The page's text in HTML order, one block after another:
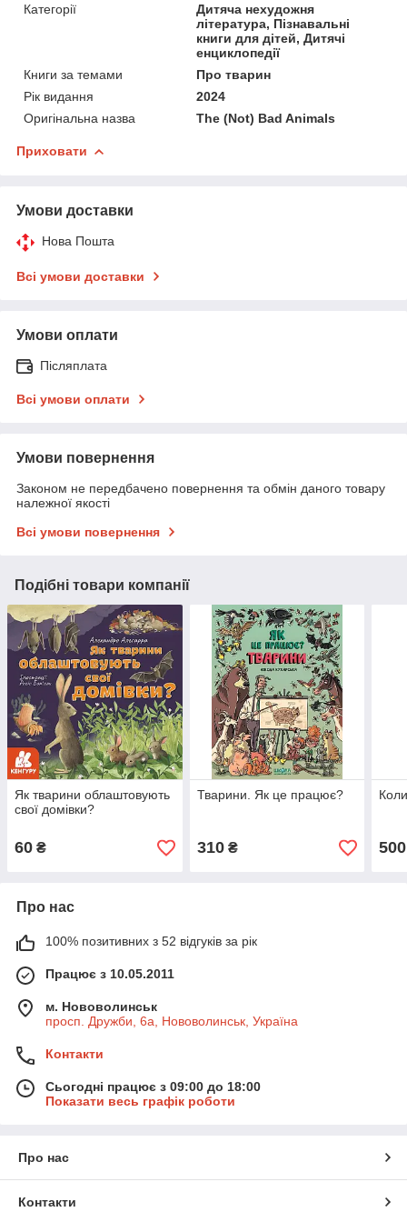
Категорії
Дитяча нехудожня
література, Пізнавальні
книги для дітей, Дитячі
енциклопедії
Книги за темами
Про тварин
Рік видання
2024
Оригінальна назва
The (Not) Bad Animals
Приховати
Умови доставки
Нова Пошта
Всі умови доставки
Умови оплати
Післяплата
Всі умови оплати
Умови повернення
Законом не передбачено повернення та обмін даного товару
належної якості
Всі умови повернення
Подібні товари компанії
Як тварини облаштовують
свої домівки?
60 ₴
Тварини. Як це працює?
310₴ 500
Про нас
100% позитивних з 52 відгуків за рік
Працює з 10.05.2011
м. Нововолинськ
просп. Дружби, 6а, Нововолинськ, Україна
Контакти
Сьогодні працює з 09:00 до 18:00
Показати весь графік роботи
Про нас
Контакти